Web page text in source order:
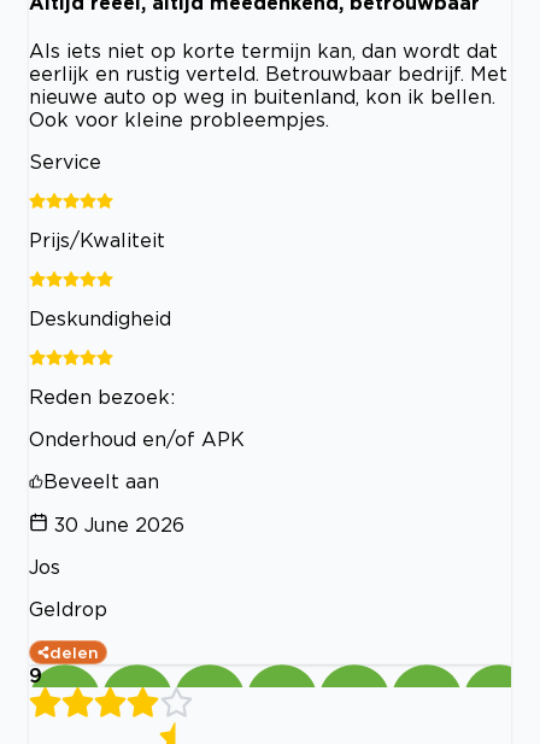
Als iets niet op korte termijn kan, dan wordt dat
eerlijk en rustig verteld. Betrouwbaar bedrijf. Met
nieuwe auto op weg in buitenland, kon ik bellen.
Ook voor kleine probleempjes.
Service
Prijs/Kwaliteit
Deskundigheid
Reden bezoek:
Onderhoud en/of APK
Beveelt aan
30 June 2026
Jos
Geldrop
delen
9